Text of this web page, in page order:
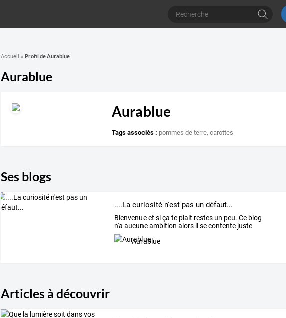
Accueil » Profil de Aurablue
Aurablue
Aurablue
Tags associés : pommes de terre,carottes
Ses blogs
....La curiosité n'est pas un défaut...
Bienvenue et si ça te plait restes un peu. Ce blog
n'a aucune ambition alors il se contente juste
d'exister :)
Aurablue
Articles à découvrir